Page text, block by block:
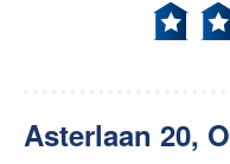
Asterlaan 20,